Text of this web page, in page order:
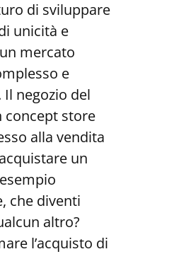
di sviluppare
unicità e
mercato
e
negozio del
concept store
alla vendita
un
che diventi
altro?
l’acquisto di